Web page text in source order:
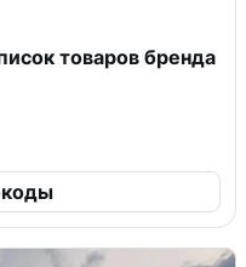
товаров бренда